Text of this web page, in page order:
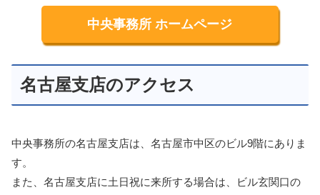
中央事務所 ホームページ
名古屋支店のアクセス
中央事務所の名古屋支店は、名古屋市中区のビル9階にありま
す。
また、名古屋支店に土日祝に来所する場合は、ビル玄関口の